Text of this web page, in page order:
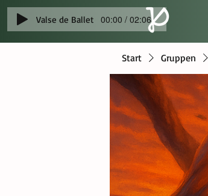
Valse de Ballet 00:00 / 02:06
Start Gruppen